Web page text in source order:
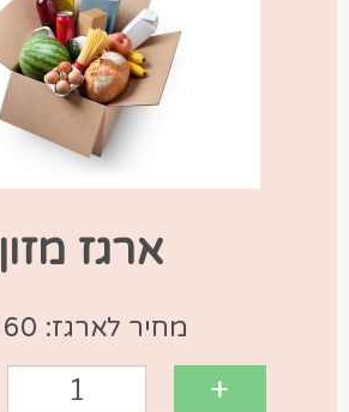
ארגז מזון
מחיר לארגז: 60 ₪
+